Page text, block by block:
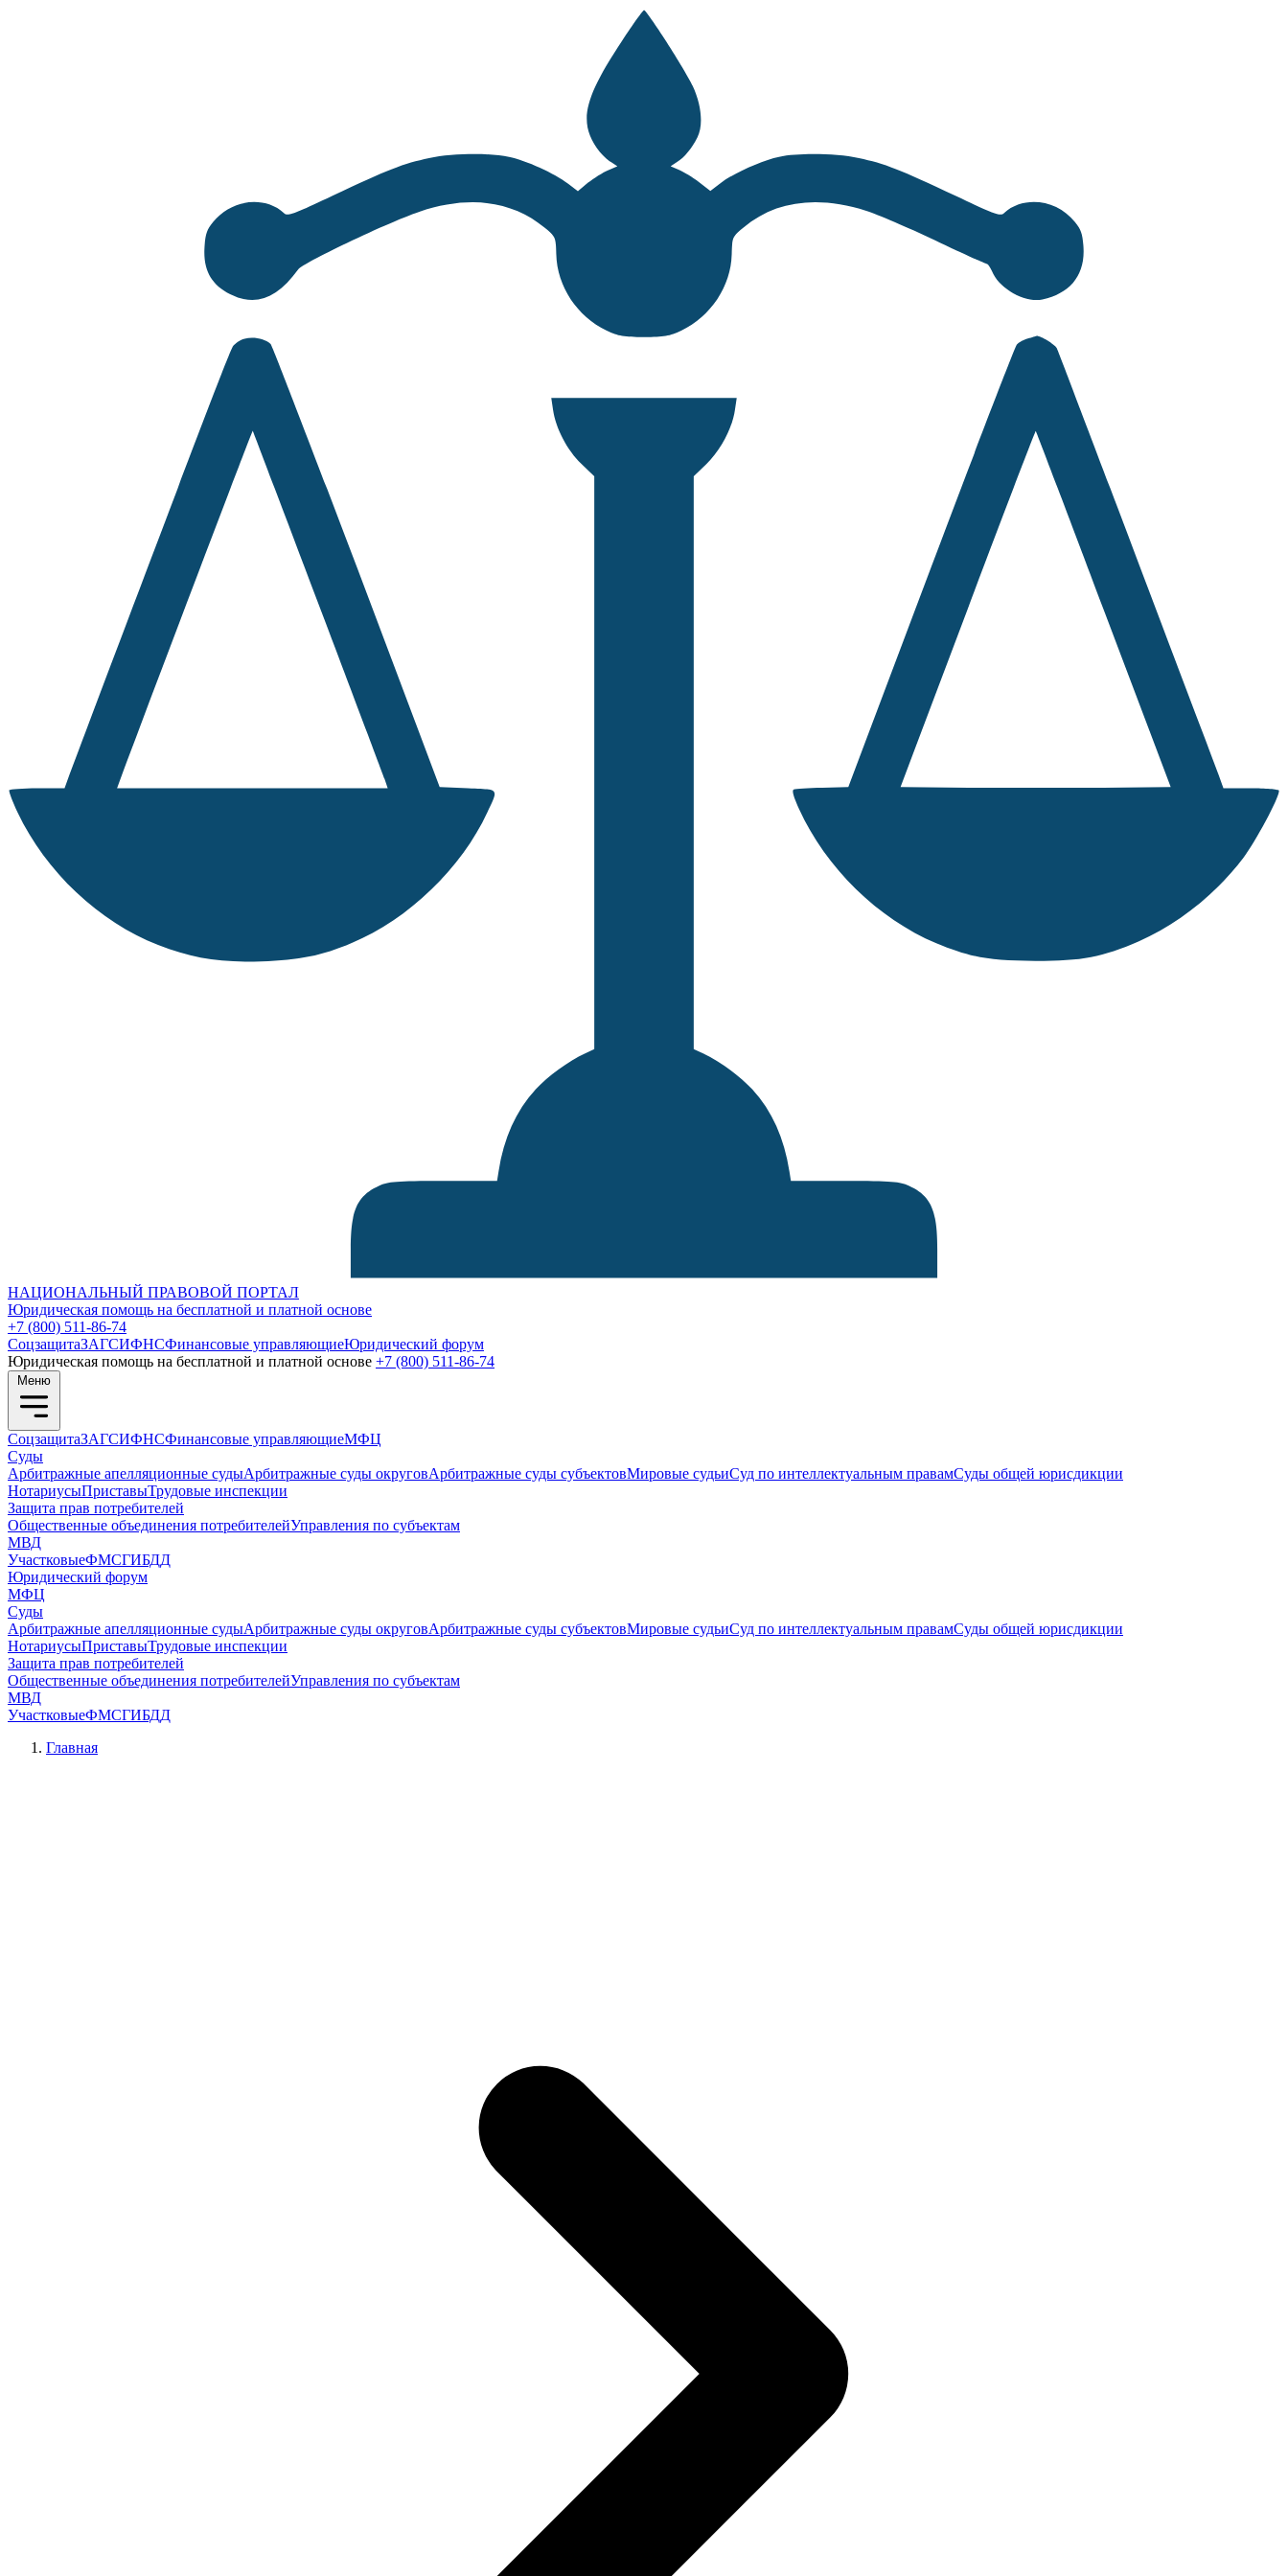
НАЦИОНАЛЬНЫЙ ПРАВОВОЙ ПОРТАЛ
Юридическая помощь на бесплатной и платной основе
+7 (800) 511-86-74
СоцзащитаЗАГСИФНСФинансовые управляющиеЮридический форум
Юридическая помощь на бесплатной и платной основе +7 (800) 511-86-74
Меню
СоцзащитаЗАГСИФНСФинансовые управляющиеМФЦ
Суды
Арбитражные апелляционные судыАрбитражные суды округовАрбитражные суды субъектовМировые судьиСуд по интеллектуальным правамСуды общей юрисдикции
НотариусыПриставыТрудовые инспекции
Защита прав потребителей
Общественные объединения потребителейУправления по субъектам
МВД
УчастковыеФМСГИБДД
Юридический форум
МФЦ
Суды
Арбитражные апелляционные судыАрбитражные суды округовАрбитражные суды субъектовМировые судьиСуд по интеллектуальным правамСуды общей юрисдикции
НотариусыПриставыТрудовые инспекции
Защита прав потребителей
Общественные объединения потребителейУправления по субъектам
МВД
УчастковыеФМСГИБДД
Главная